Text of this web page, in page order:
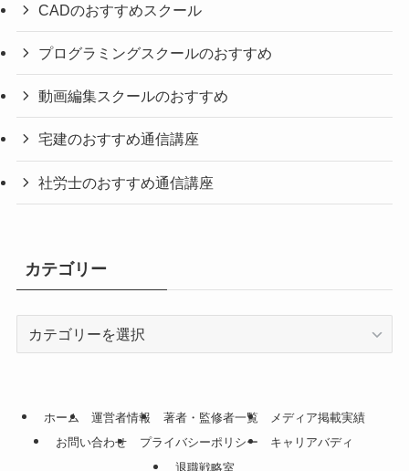
CADのおすすめスクール
プログラミングスクールのおすすめ
動画編集スクールのおすすめ
宅建のおすすめ通信講座
社労士のおすすめ通信講座
カテゴリー
ー
ホーム 運営者情報 著者・監修者一覧
メディア掲載実績
お問い合わせ
プライバシーポリシー
キャリアバディ
退職戦略室